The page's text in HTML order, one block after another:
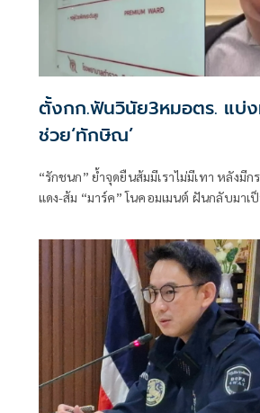
ตั้งกก.ฟันวินัย3หมอตร. แบ่
ช่วย‘ทักษิณ’
“รักชนก” ย้ำจุดยืนส้มมีเราไม่มีเทา หลังมีก
แดง-ส้ม “มาร์ค” โนคอมเมนต์ ฝันกลับมา